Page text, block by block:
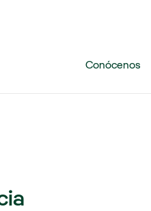
Conócenos